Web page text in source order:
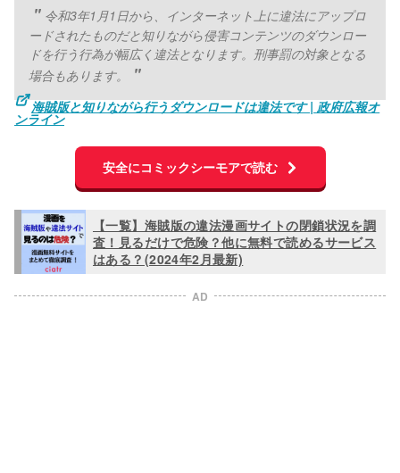
令和3年1月1日から、インターネット上に違法にアップロ
ードされたものだと知りながら侵害コンテンツのダウンロー
ドを行う行為が幅広く違法となります。刑事罰の対象となる
場合もあります。
海賊版と知りながら行うダウンロードは違法です | 政府広報オ
ンライン
安全にコミックシーモアで読む
【一覧】海賊版の違法漫画サイトの閉鎖状況を調
査！見るだけで危険？他に無料で読めるサービス
はある？(2024年2月最新)
AD